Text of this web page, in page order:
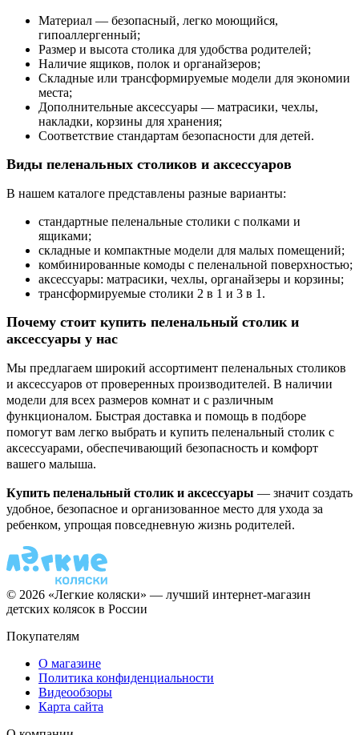
Материал — безопасный, легко моющийся,
гипоаллергенный;
Размер и высота столика для удобства родителей;
Наличие ящиков, полок и органайзеров;
Складные или трансформируемые модели для экономии
места;
Дополнительные аксессуары — матрасики, чехлы,
накладки, корзины для хранения;
Соответствие стандартам безопасности для детей.
Виды пеленальных столиков и аксессуаров
В нашем каталоге представлены разные варианты:
стандартные пеленальные столики с полками и
ящиками;
складные и компактные модели для малых помещений;
комбинированные комоды с пеленальной поверхностью;
аксессуары: матрасики, чехлы, органайзеры и корзины;
трансформируемые столики 2 в 1 и 3 в 1.
Почему стоит купить пеленальный столик и
аксессуары у нас
Мы предлагаем широкий ассортимент пеленальных столиков
и аксессуаров от проверенных производителей. В наличии
модели для всех размеров комнат и с различным
функционалом. Быстрая доставка и помощь в подборе
помогут вам легко выбрать и купить пеленальный столик с
аксессуарами, обеспечивающий безопасность и комфорт
вашего малыша.
Купить пеленальный столик и аксессуары — значит создать
удобное, безопасное и организованное место для ухода за
ребенком, упрощая повседневную жизнь родителей.
© 2026 «Легкие коляски» — лучший интернет-магазин
детских колясок в России
Покупателям
О магазине
Политика конфиденциальности
Видеообзоры
Карта сайта